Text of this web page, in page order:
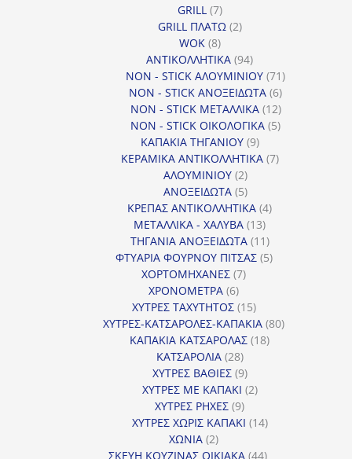
GRILL 77
προϊόντα
GRILL ΠΛΑΤΩ 22
WOK 88
προϊόντα
ΑΝΤΙΚΟΛΛΗΤΙΚΑ 9494
προϊόντα
NON - STICK ΑΛΟΥΜΙΝΙΟΥ 7171
προϊόντα
NON - STICK ΑΝΟΞΕΙΔΩΤΑ 66
προϊόντα
NON - STICK ΜΕΤΑΛΛΙΚΑ 1212
προϊόντα
NON - STICK ΟΙΚΟΛΟΓΙΚΑ 55
ΚΑΠΑΚΙΑ ΤΗΓΑΝΙΟΥ 99
προϊόντα
ΚΕΡΑΜΙΚΑ ΑΝΤΙΚΟΛΛΗΤΙΚΑ 77
ΑΛΟΥΜΙΝΙΟΥ 22
προϊόντα
ΑΝΟΞΕΙΔΩΤΑ 55
προϊόντα
ΚΡΕΠΑΣ ΑΝΤΙΚΟΛΛΗΤΙΚΑ 44
ΜΕΤΑΛΛΙΚΑ - ΧΑΛΥΒΑ 1313
προϊόντα
ΤΗΓΑΝΙΑ ΑΝΟΞΕΙΔΩΤΑ 1111
προϊόντα
ΦΤΥΑΡΙΑ ΦΟΥΡΝΟΥ ΠΙΤΣΑΣ 55
ΧΟΡΤΟΜΗΧΑΝΕΣ 77
ΧΡΟΝΟΜΕΤΡΑ 66
προϊόντα
ΧΥΤΡΕΣ ΤΑΧΥΤΗΤΟΣ 1515
προϊόντα
ΧΥΤΡΕΣ-ΚΑΤΣΑΡΟΛΕΣ-ΚΑΠΑΚΙΑ 8080
ΚΑΠΑΚΙΑ ΚΑΤΣΑΡΟΛΑΣ 1818
ΚΑΤΣΑΡΟΛΙΑ 2828
προϊόντα
ΧΥΤΡΕΣ ΒΑΘΙΕΣ 99
προϊόντα
ΧΥΤΡΕΣ ΜΕ ΚΑΠΑΚΙ 22
ΧΥΤΡΕΣ ΡΗΧΕΣ 99
προϊόντα
ΧΥΤΡΕΣ ΧΩΡΙΣ ΚΑΠΑΚΙ 1414
ΧΩΝΙΑ 22
προϊόντα
ΣΚΕΥΗ ΚΟΥΖΙΝΑΣ ΟΙΚΙΑΚΑ 4444